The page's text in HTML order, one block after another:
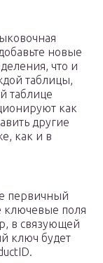
новые
что и
таблицы,
таблице
как
другие
как и в
первичный
ключевые поля
в связующей
ключ будет